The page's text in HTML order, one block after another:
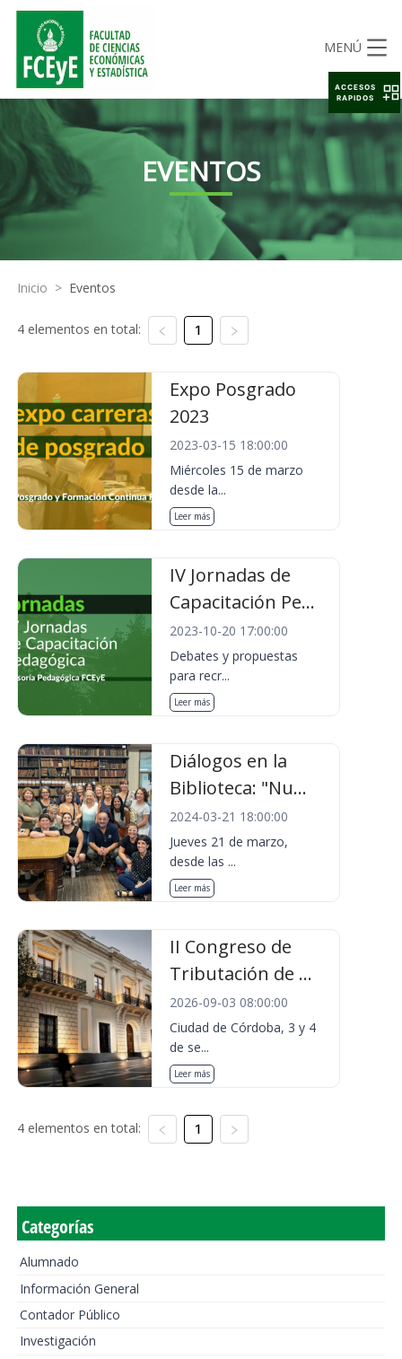
MENÚ
EVENTOS
Inicio > Eventos
4 elementos en total: 1
Expo Posgrado
2023
2023-03-15 18:00:00
Miércoles 15 de marzo
desde la...
Leer más
IV Jornadas de
Capacitación Pe...
2023-10-20 17:00:00
Debates y propuestas
para recr...
Leer más
Diálogos en la
Biblioteca: "Nu...
2024-03-21 18:00:00
Jueves 21 de marzo,
desde las ...
Leer más
II Congreso de
Tributación de ...
2026-09-03 08:00:00
Ciudad de Córdoba, 3 y 4
de se...
Leer más
4 elementos en total: 1
Categorías
Alumnado
Información General
Contador Público
Investigación
ACCESOS
RAPIDOS